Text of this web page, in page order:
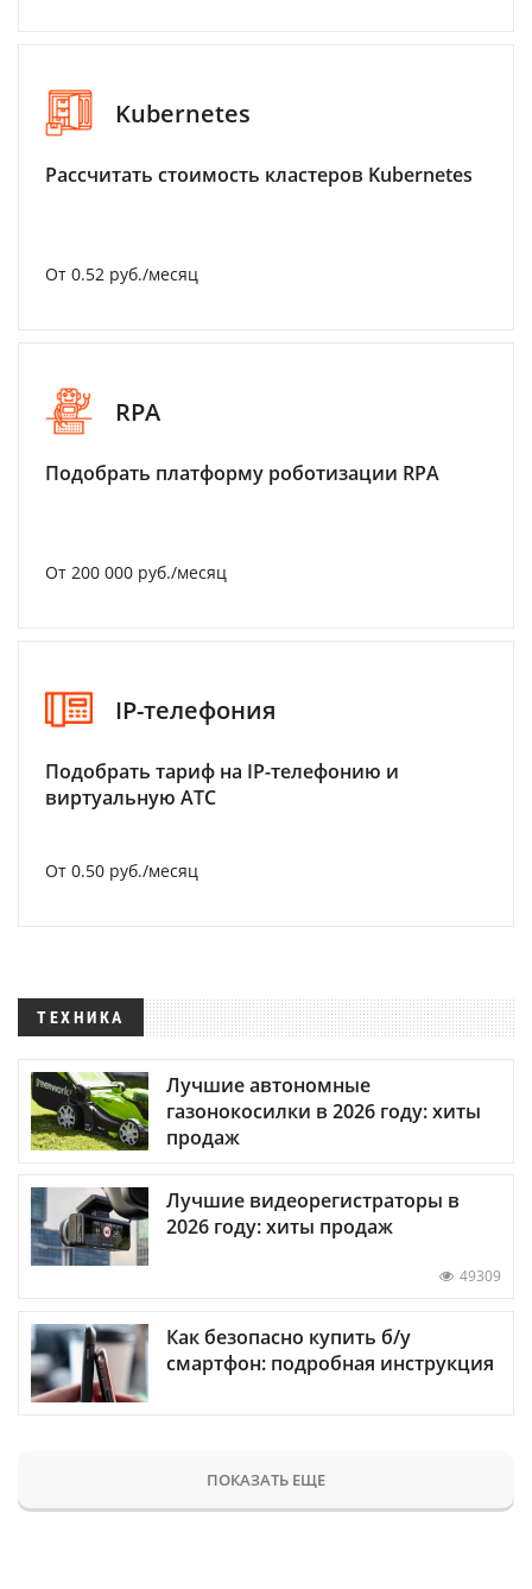
Kubernetes
Рассчитать стоимость кластеров Kubernetes
От 0.52 руб./месяц
RPA
Подобрать платформу роботизации RPA
От 200 000 руб./месяц
IP-телефония
Подобрать тариф на IP-телефонию и
виртуальную АТС
От 0.50 руб./месяц
ТЕХНИКА
Лучшие автономные
газонокосилки в 2026 году: хиты
продаж
Лучшие видеорегистраторы в
2026 году: хиты продаж
49309
Как безопасно купить б/у
смартфон: подробная инструкция
ПОКАЗАТЬ ЕЩЕ